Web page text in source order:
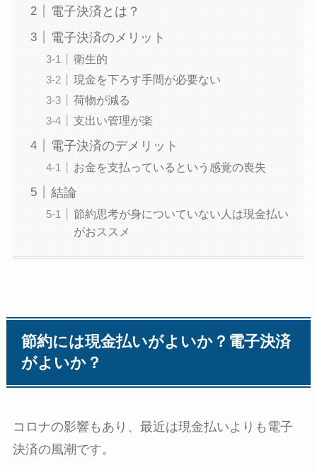
電子決済とは？
電子決済のメリット
衛生的
現金を下ろす手間が必要ない
荷物が減る
支出い管理が楽
電子決済のデメリット
お金を支払っているという感覚の喪失
結論
節約思考が身についていない人は現金払い
がおススメ
節約には現金払いがよいか？電子決済
がよいか？
コロナの影響もあり、最近は現金払いよりも電子
決済の風潮です。